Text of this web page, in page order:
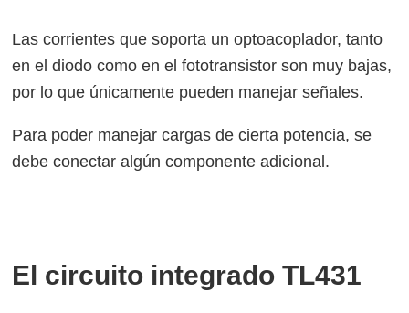
Las corrientes que soporta un optoacoplador, tanto
en el diodo como en el fototransistor son muy bajas,
por lo que únicamente pueden manejar señales.
Para poder manejar cargas de cierta potencia, se
debe conectar algún componente adicional.
El circuito integrado TL431